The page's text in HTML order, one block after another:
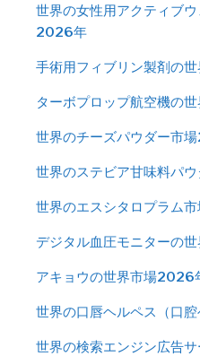
世界の女性用アクティブ
2026年
手術用フィブリン製剤の
ターボプロップ航空機の
世界のチーズパウダー市
世界のステビア甘味料パ
世界のエスシタロプラム
デジタル血圧モニターの
アキョウの世界市場2026
世界の口唇ヘルペス（口
世界の検索エンジン広告